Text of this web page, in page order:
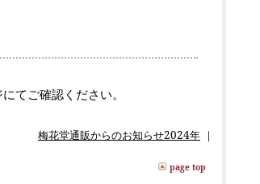
てご確認ください。
梅花堂通販からのお知らせ2024年 ｜
page top